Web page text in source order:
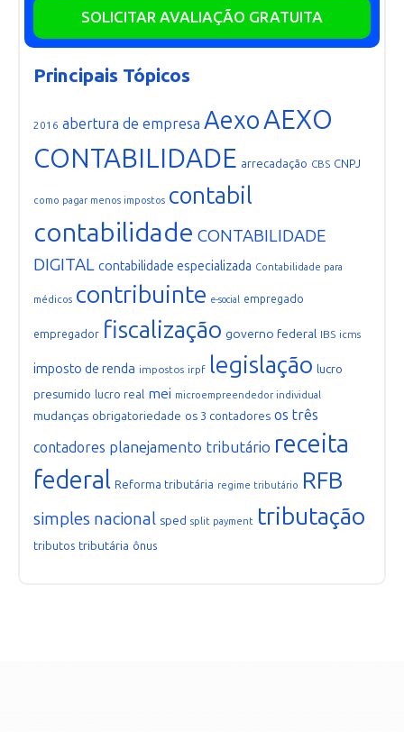
SOLICITAR AVALIAÇÃO GRATUITA
Principais Tópicos
2016 abertura de empresa AexoAEXO
CONTABILIDADE arrecadação CBS CNPJ
como pagar menos impostos contabil
contabilidade CONTABILIDADE
DIGITAL contabilidade especializada Contabilidade para
médicos contribuinte e-social empregado
empregador fiscalização governo federal IBS icms
imposto de renda impostos irpf legislação lucro
presumido lucro real mei microempreendedor individual
mudanças obrigatoriedade os 3 contadores os três
contadores planejamento tributário receita
federal Reforma tributária regime tributário RFB
simples nacional sped split payment tributação
tributos tributária ônus